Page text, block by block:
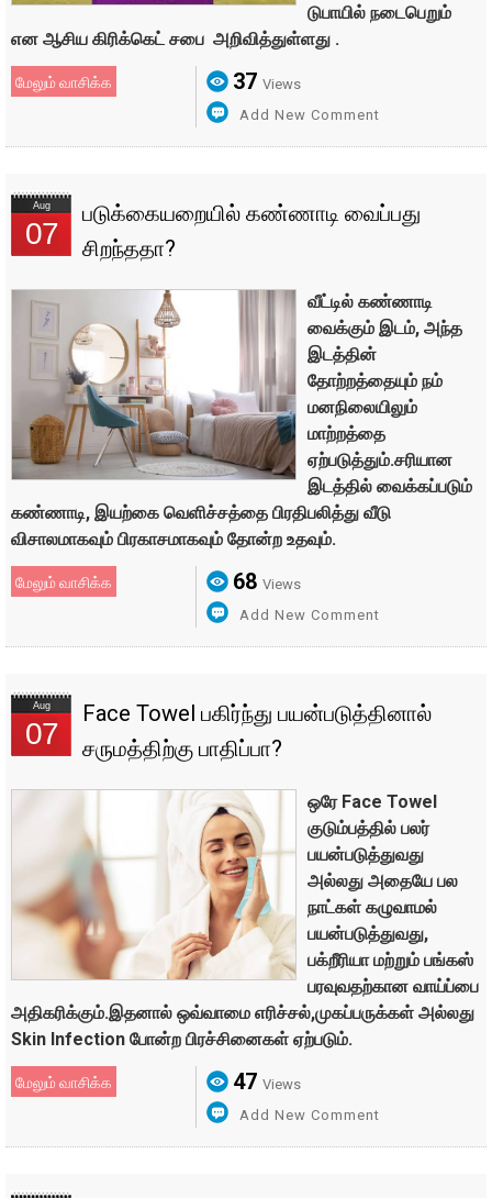
டுபாயில் நடைபெறும்
என ஆசிய கிரிக்கெட் சபை அறிவித்துள்ளது .
மேலும் வாசிக்க 37 Views
Add New Comment
Aug
07
படுக்கையறையில் கண்ணாடி வைப்பது
சிறந்ததா?
வீட்டில் கண்ணாடி
வைக்கும் இடம், அந்த
இடத்தின்
தோற்றத்தையும் நம்
மனநிலையிலும்
மாற்றத்தை
ஏற்படுத்தும்.சரியான
இடத்தில் வைக்கப்படும்
கண்ணாடி, இயற்கை வெளிச்சத்தை பிரதிபலித்து வீடு
விசாலமாகவும் பிரகாசமாகவும் தோன்ற உதவும்.
மேலும் வாசிக்க 68 Views
Add New Comment
Aug
07
Face Towel பகிர்ந்து பயன்படுத்தினால்
சருமத்திற்கு பாதிப்பா?
ஒரே Face Towel
குடும்பத்தில் பலர்
பயன்படுத்துவது
அல்லது அதையே பல
நாட்கள் கழுவாமல்
பயன்படுத்துவது,
பக்றீரியா மற்றும் பங்கஸ்
பரவுவதற்கான வாய்ப்பை
அதிகரிக்கும்.இதனால் ஒவ்வாமை எரிச்சல்,முகப்பருக்கள் அல்லது
Skin Infection போன்ற பிரச்சினைகள் ஏற்படும்.
மேலும் வாசிக்க 47 Views
Add New Comment